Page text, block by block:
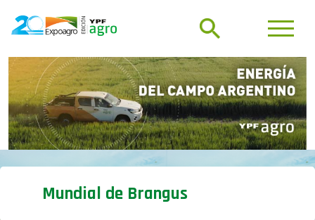
Mundial de Brangus